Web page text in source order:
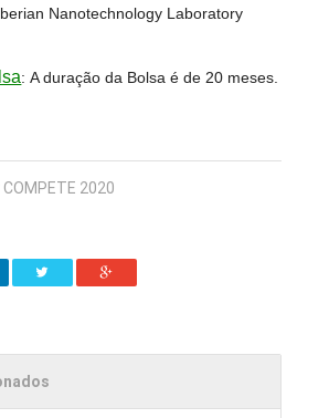
Nanotechnology Laboratory
:A duração da Bolsa é de 20 meses.
2020